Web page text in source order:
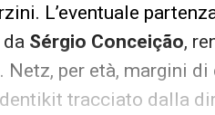
L’eventuale
Sérgio Conceição,
Netz, per età, margini
tracciato dalla